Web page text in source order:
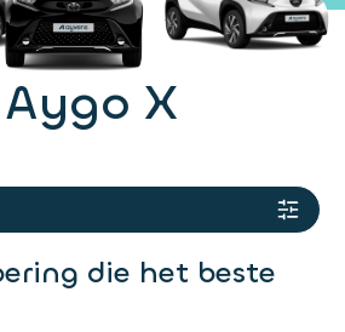
X
die het beste